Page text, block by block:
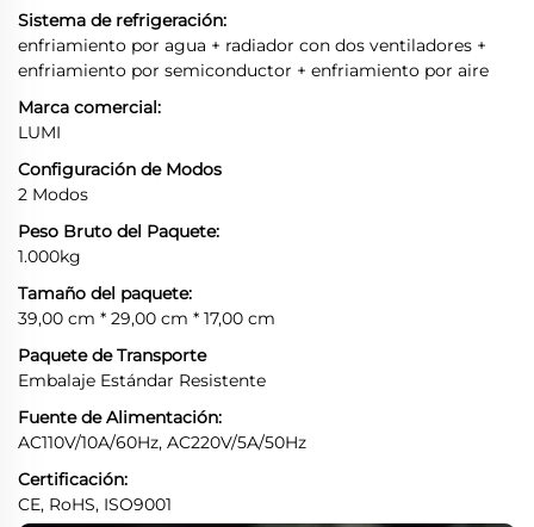
Sistema de refrigeración:
enfriamiento por agua + radiador con dos ventiladores +
enfriamiento por semiconductor + enfriamiento por aire
Marca comercial:
LUMI
Configuración de Modos
2 Modos
Peso Bruto del Paquete:
1.000kg
Tamaño del paquete:
39,00 cm * 29,00 cm * 17,00 cm
Paquete de Transporte
Embalaje Estándar Resistente
Fuente de Alimentación:
AC110V/10A/60Hz, AC220V/5A/50Hz
Certificación:
CE, RoHS, ISO9001